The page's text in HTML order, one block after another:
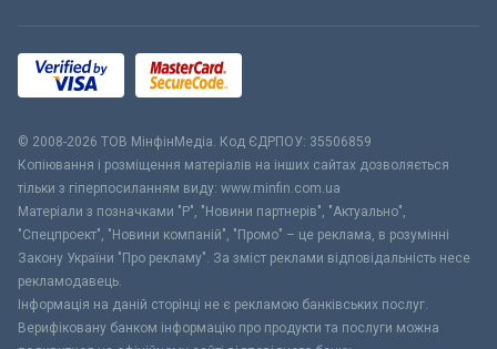
© 2008-2026 ТОВ МiнфiнМедiа. Код ЄДРПОУ: 35506859
Копіювання і розміщення матеріалів на інших сайтах дозволяється
тільки з гіперпосиланням виду: www.minfin.com.ua
Матеріали з позначками "Р", "Новини партнерів", "Актуально",
"Спецпроект", "Новини компаній", "Промо" – це реклама, в розумінні
Закону України "Про рекламу". За зміст реклами відповідальність несе
рекламодавець.
Інформація на даній сторінці не є рекламою банківських послуг.
Верифіковану банком інформацію про продукти та послуги можна